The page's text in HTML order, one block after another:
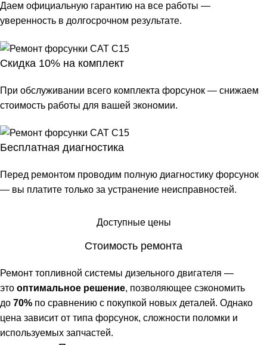
Даем официальную гарантию на все работы —
уверенность в долгосрочном результате.
Скидка 10% на комплект
При обслуживании всего комплекта форсунок — снижаем
стоимость работы для вашей экономии.
Бесплатная диагностика
Перед ремонтом проводим полную диагностику форсунок
— вы платите только за устранение неисправностей.
Доступные цены
Стоимость ремонта
Ремонт топливной системы дизельного двигателя —
это оптимальное решение, позволяющее сэкономить
до 70% по сравнению с покупкой новых деталей. Однако
цена зависит от типа форсунок, сложности поломки и
используемых запчастей.